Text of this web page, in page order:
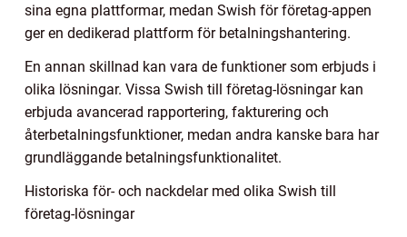
sina egna plattformar, medan Swish för företag-appen
ger en dedikerad plattform för betalningshantering.
En annan skillnad kan vara de funktioner som erbjuds i
olika lösningar. Vissa Swish till företag-lösningar kan
erbjuda avancerad rapportering, fakturering och
återbetalningsfunktioner, medan andra kanske bara har
grundläggande betalningsfunktionalitet.
Historiska för- och nackdelar med olika Swish till
företag-lösningar